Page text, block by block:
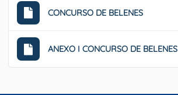
CONCURSO DE BELENES
ANEXO I CONCURSO DE BELENES